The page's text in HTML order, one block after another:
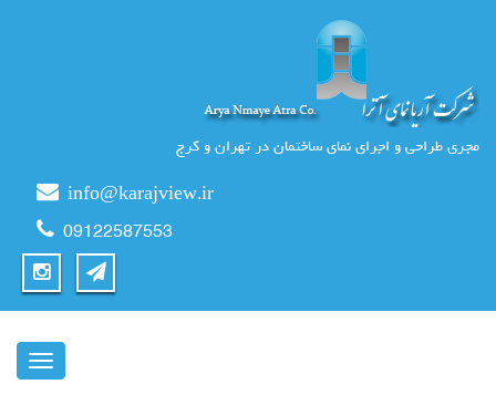
مجری طراحی و اجرای نمای ساختمان در تهران و کرج
info@karajview.ir
09122587553
ناوبری